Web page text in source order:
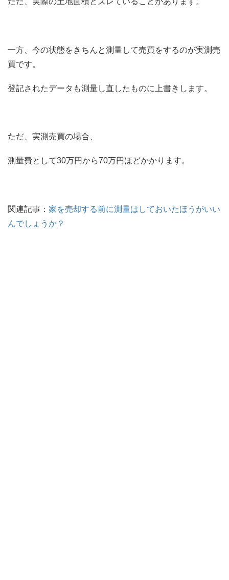
一方、今の状態をきちんと測量して売買をするのが実測売
買です。
登記されたデータも測量し直したものに上書きします。
ただ、実測売買の場合、
測量費として30万円から70万円ほどかかります。
関連記事： 家を売却する前に測量はしておいたほうがいい
んでしょうか？